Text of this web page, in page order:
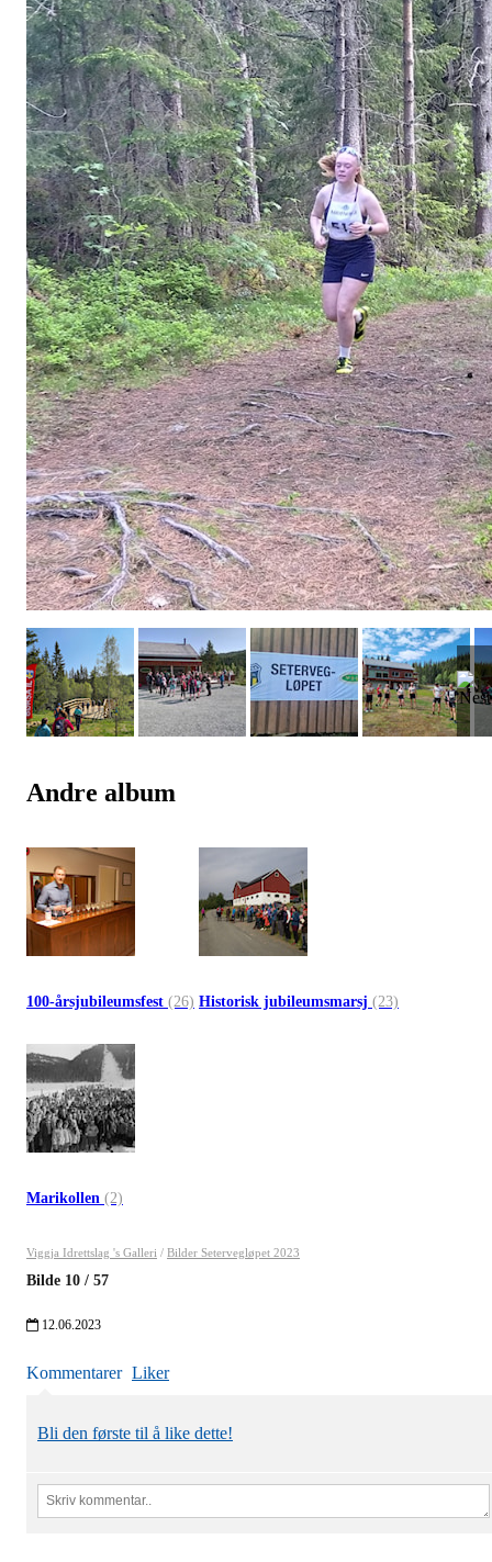
Andre album
100-årsjubileumsfest (26) Historisk jubileumsmarsj (23)
Marikollen (2)
Viggja Idrettslag 's Galleri / Bilder Setervegløpet 2023
Bilde 10 / 57
12.06.2023
Kommentarer Liker
Bli den første til å like dette!